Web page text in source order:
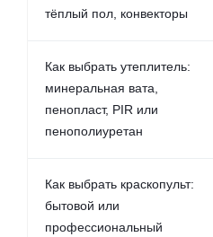
тёплый пол, конвекторы
Как выбрать утеплитель:
минеральная вата,
пенопласт, PIR или
пенополиуретан
Как выбрать краскопульт:
бытовой или
профессиональный